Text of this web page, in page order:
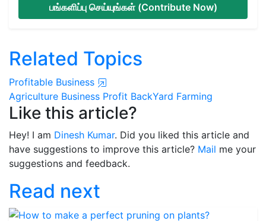
பங்களிப்பு செய்யுங்கள் (Contribute Now)
Related Topics
Profitable Business
Agriculture Business Profit BackYard Farming
Like this article?
Hey! I am Dinesh Kumar. Did you liked this article and
have suggestions to improve this article? Mail me your
suggestions and feedback.
Read next